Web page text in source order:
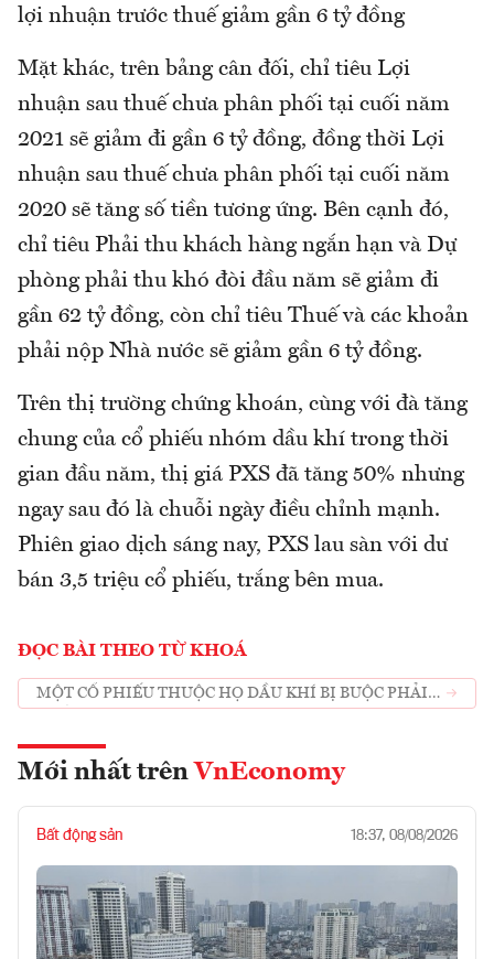
lợi nhuận trước thuế giảm gần 6 tỷ đồng
Mặt khác, trên bảng cân đối, chỉ tiêu Lợi
nhuận sau thuế chưa phân phối tại cuối năm
2021 sẽ giảm đi gần 6 tỷ đồng, đồng thời Lợi
nhuận sau thuế chưa phân phối tại cuối năm
2020 sẽ tăng số tiền tương ứng. Bên cạnh đó,
chỉ tiêu Phải thu khách hàng ngắn hạn và Dự
phòng phải thu khó đòi đầu năm sẽ giảm đi
gần 62 tỷ đồng, còn chỉ tiêu Thuế và các khoản
phải nộp Nhà nước sẽ giảm gần 6 tỷ đồng.
Trên thị trường chứng khoán, cùng với đà tăng
chung của cổ phiếu nhóm dầu khí trong thời
gian đầu năm, thị giá PXS đã tăng 50% nhưng
ngay sau đó là chuỗi ngày điều chỉnh mạnh.
Phiên giao dịch sáng nay, PXS lau sàn với dư
bán 3,5 triệu cổ phiếu, trắng bên mua.
ĐỌC BÀI THEO TỪ KHOÁ
MỘT CỔ PHIẾU THUỘC HỌ DẦU KHÍ BỊ BUỘC PHẢI
Mới nhất trên VnEconomy
Bất động sản 18:37, 08/08/2026